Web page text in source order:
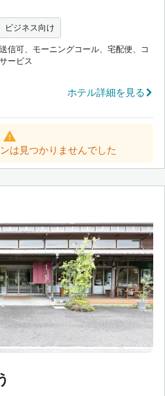
ビジネス向け
信可、モーニングコール、宅配便、コ
ービス
ホテル詳細を見る
は見つかりませんでした